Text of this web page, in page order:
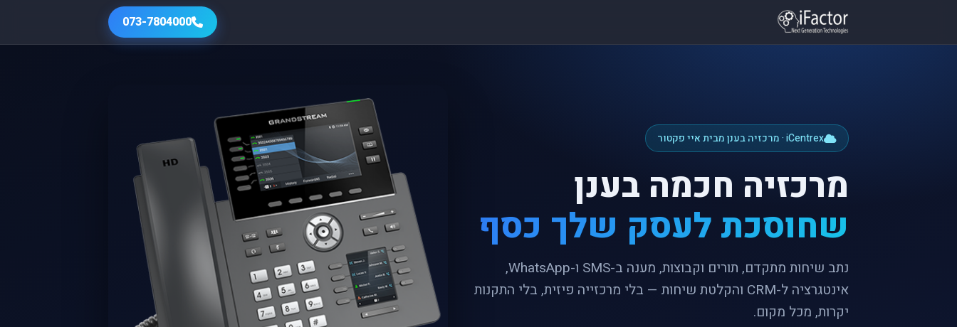
073-7804000
iCentrex · מרכזיה בענן מבית איי פקטור
מרכזיה חכמה בענן
שחוסכת לעסק שלך כסף
נתב שיחות מתקדם, תורים וקבוצות, מענה ב-SMS ו-WhatsApp,
אינטגרציה ל-CRM והקלטת שיחות — בלי מרכזייה פיזית, בלי התקנות
יקרות, מכל מקום.